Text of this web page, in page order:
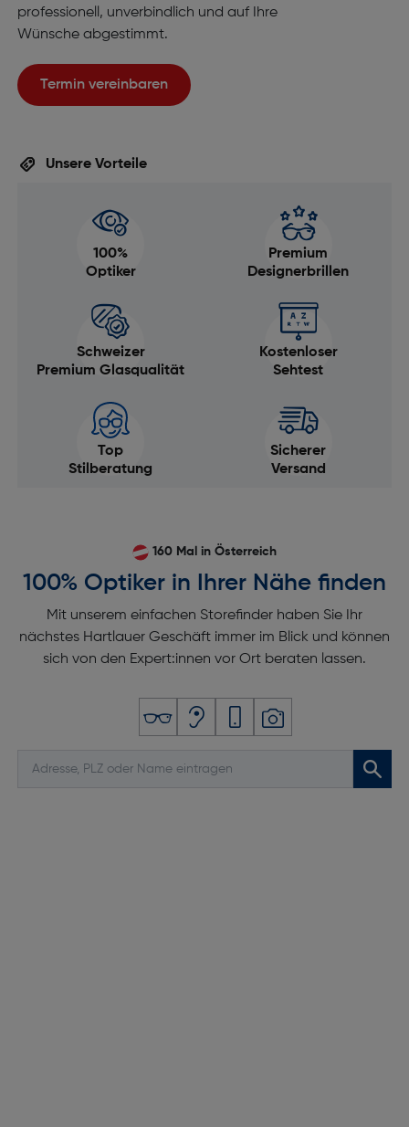
professionell, unverbindlich und auf Ihre
Wünsche abgestimmt.
Termin vereinbaren
Unsere Vorteile
100%
Optiker
Premium
Designerbrillen
Schweizer
Premium Glasqualität
Kostenloser
Sehtest
Top
Stilberatung
Sicherer
Versand
160 Mal in Österreich
100% Optiker in Ihrer Nähe finden
Mit unserem einfachen Storefinder haben Sie Ihr
nächstes Hartlauer Geschäft immer im Blick und können
sich von den Expert:innen vor Ort beraten lassen.